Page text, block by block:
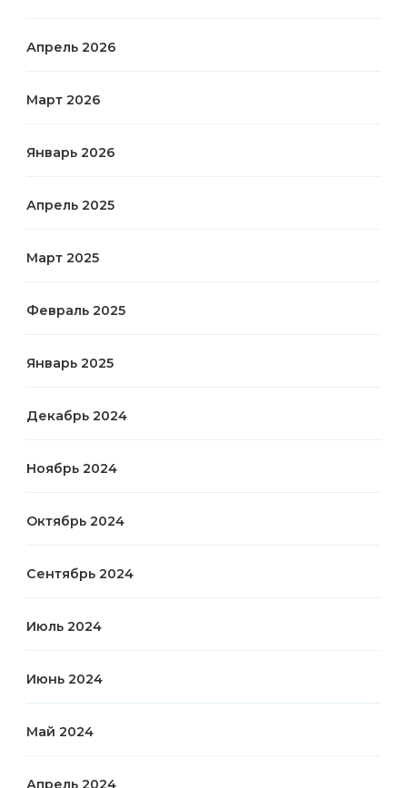
Апрель 2026
Март 2026
Январь 2026
Апрель 2025
Март 2025
Февраль 2025
Январь 2025
Декабрь 2024
Ноябрь 2024
Октябрь 2024
Сентябрь 2024
Июль 2024
Июнь 2024
Май 2024
Апрель 2024